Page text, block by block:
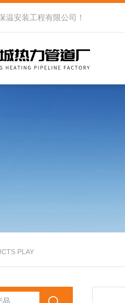
温安装工程有限公司 ！
PLAY